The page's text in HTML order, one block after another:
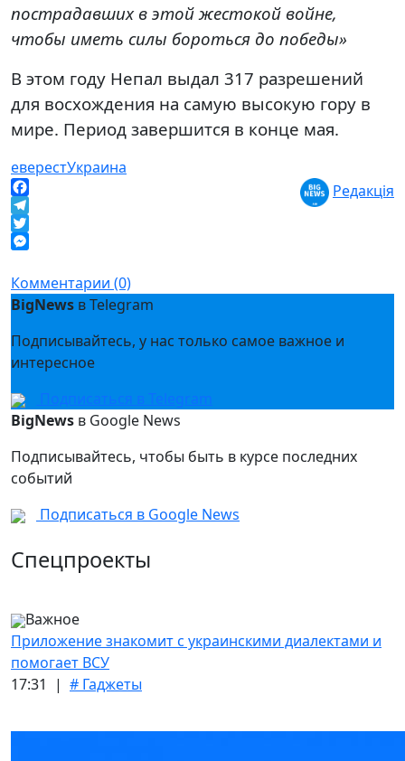
пострадавших в этой жестокой войне,
чтобы иметь силы бороться до победы»
В этом году Непал выдал 317 разрешений
для восхождения на самую высокую гору в
мире. Период завершится в конце мая.
еверестУкраина
Facebook
Telegram
Twitter
Редакція
Комментарии (0)
BigNews в Telegram
Подписывайтесь, у нас только самое важное и
интересное
Подписаться в Telegram
BigNews в Google News
Подписывайтесь, чтобы быть в курсе последних
событий
Подписаться в Google News
Спецпроекты
Важное
Приложение знакомит с украинскими диалектами и
помогает ВСУ
17:31 | # Гаджеты